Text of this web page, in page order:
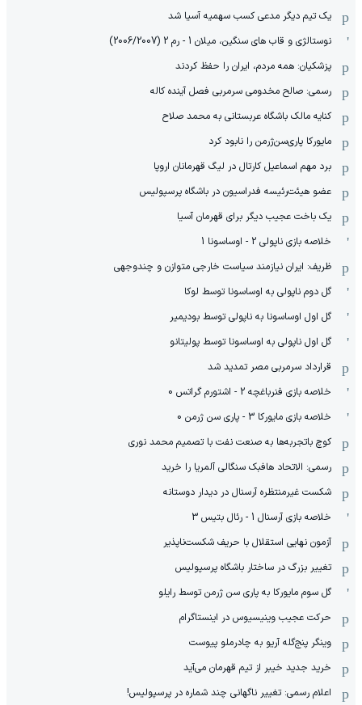
یک تیم دیگر مدعی کسب سهمیه آسیا شد
نوستالژی و قاب های سنگین، میلان 1 - رم 2 (2006/2007)
پزشکیان: همه مردم، ایران را حفظ کردند
رسمی: صالح مخدومی سرمربی فصل آینده کاله
کنایه مالک باشگاه عربستانی به محمد صلاح
مایورکا پاری‌سن‌ژرمن را نابود کرد
برد مهم اسماعیل کارتال در لیگ قهرمانان اروپا
عضو هیئت‌رئیسه فدراسیون در باشگاه پرسپولیس
یک باخت عجیب دیگر برای قهرمان آسیا
خلاصه بازی ناپولی 2 - اوساسونا 1
ظریف: ایران نیازمند سیاست خارجی متوازن و چندوجهی
گل دوم ناپولی به اوساسونا توسط لوکا
گل اول اوساسونا به ناپولی توسط بودیمیر
گل اول ناپولی به اوساسونا توسط پولیتانو
قرارداد سرمربی مصر تمدید شد
خلاصه بازی فنرباغچه 2 - اشتورم گراتس 0
خلاصه بازی مایورکا 3 - پاری سن ژرمن 0
کوچ باتجربه‌ها به صنعت نفت با تصمیم محمد نوری
رسمی: الاتحاد هافبک سنگالی آلمریا را خرید
شکست غیرمنتظره آرسنال در دیدار دوستانه
خلاصه بازی آرسنال 1 - رئال بتیس 3
آزمون نهایی استقلال با حریف شکست‌ناپذیر
تغییر بزرگ در ساختار باشگاه پرسپولیس
گل سوم مایورکا به پاری سن ژرمن توسط رایلو
حرکت عجیب وینیسیوس در اینستاگرام
وینگر پنج‌گله آریو به چادرملو پیوست
خرید جدید خیبر از تیم قهرمان می‌آید
اعلام رسمی: تغییر ناگهانی چند شماره در پرسپولیس!